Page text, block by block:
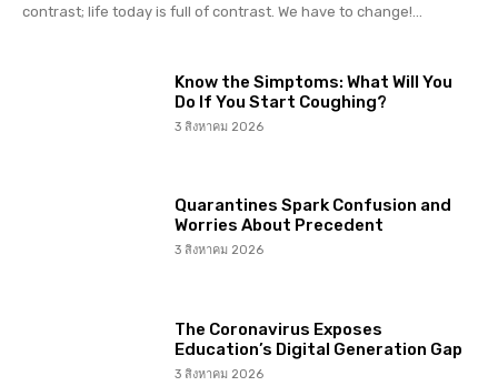
contrast; life today is full of contrast. We have to change!...
Know the Simptoms: What Will You
Do If You Start Coughing?
3 สิงหาคม 2026
Quarantines Spark Confusion and
Worries About Precedent
3 สิงหาคม 2026
The Coronavirus Exposes
Education’s Digital Generation Gap
3 สิงหาคม 2026